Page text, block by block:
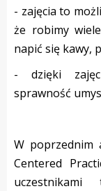
- zajęcia to
że robimy
napić się kawy,
- dzięki
sprawność
W poprzednim
Centered